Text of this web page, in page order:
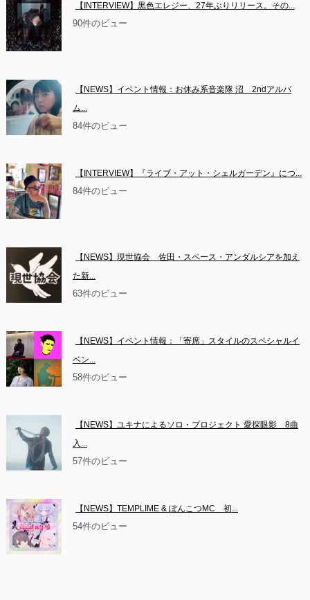
【INTERVIEW】黒色エレジー、27年ぶりリリース。その...
90件のビュー
【NEWS】イベント情報：お休み系音楽隊 沼　2ndアルバ
ム...
84件のビュー
【INTERVIEW】『ライブ・アット・シェルガーデン』につ...
84件のビュー
【NEWS】現世協会　佐田・スペース・アンダルシアを加え
た新...
63件のビュー
【NEWS】イベント情報：「寄席」スタイルのスペシャルイ
ベン...
58件のビュー
【NEWS】ユキナによるソロ・プロジェクト 愛探眼影　8曲
入...
57件のビュー
【NEWS】TEMPLIME & ぽんこつMC　初...
54件のビュー